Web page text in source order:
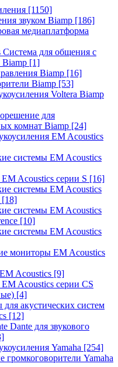
[1150]
звуком Biamp [186]
медиаплатформа
для общения с
Biamp [1]
Biamp [16]
Biamp [53]
Voltera Biamp
для
комнат Biamp [24]
EM Acoustics
системы EM Acoustics
Acoustics серии S [16]
системы EM Acoustics
[18]
системы EM Acoustics
[10]
системы EM Acoustics
мониторы EM Acoustics
Acoustics [9]
Acoustics серии CS
[4]
для акустических систем
[12]
Dante для звукового
Yamaha [254]
громкоговорители Yamaha